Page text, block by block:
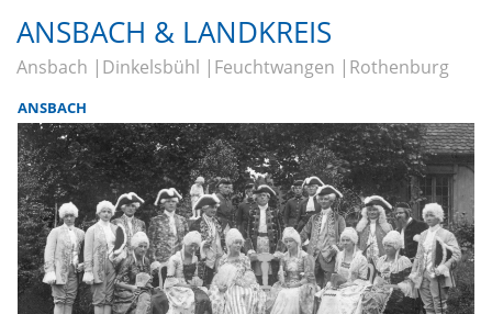
ANSBACH & LANDKREIS
Ansbach Dinkelsbühl Feuchtwangen Rothenburg
ANSBACH